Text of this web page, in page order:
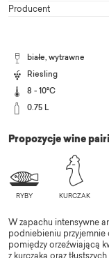
Producent
białe, wytrawne
Riesling
8 - 10°C
0.75 L
Propozycje wine
W zapachu intensywne
podniebieniu przyjemnie
pomiędzy orzeźwiającą